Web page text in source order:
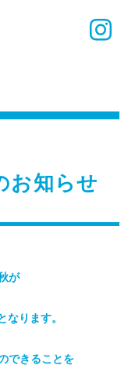
お知らせ
が
ります。
できることを